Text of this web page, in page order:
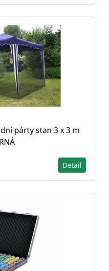
párty stan 3 x 3 m
Detail